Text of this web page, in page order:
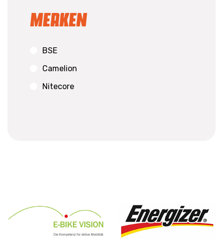
Merken
BSE
Camelion
Nitecore